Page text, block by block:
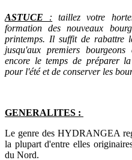
ASTUCE : taillez votre
formation des nouveaux
printemps. Il suffit de rabattre
jusqu'aux premiers
encore le temps de préparer
pour l'été et de conserver les
GENERALITES :
Le genre des HYDRANGEA
la plupart d'entre elles
du Nord.